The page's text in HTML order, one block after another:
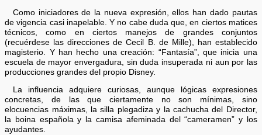
Como iniciadores de la nueva expresión, ellos han dado pautas
de vigencia casi inapelable. Y no cabe duda que, en ciertos matices
técnicos, como en ciertos manejos de grandes conjuntos
(recuérdese las direcciones de Cecil B. de Mille), han establecido
magisterio. Y han hecho una creación: “Fantasía”, que inicia una
escuela de mayor envergadura, sin duda insuperada ni aun por las
producciones grandes del propio Disney.
La influencia adquiere curiosas, aunque lógicas expresiones
concretas, de las que ciertamente no son mínimas, sino
elocuencias máximas, la silla plegadiza y la cachucha del Director,
la boina española y la camisa afeminada del “cameramen” y los
ayudantes.